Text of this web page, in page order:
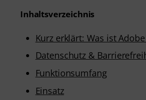
Inhaltsverzeichnis
Kurz erklärt: Was ist
Datenschutz &
Funktionsumfang
Einsatz